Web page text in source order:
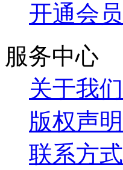
开通会员
服务中心
关于我们
版权声明
联系方式